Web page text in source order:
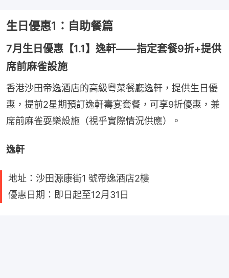
生日優惠1：自助餐篇
7月生日優惠【1.1】逸軒——指定套餐9折+提供
席前麻雀設施
香港沙田帝逸酒店的高級粵菜餐廳逸軒，提供生日優
惠，提前2星期預訂逸軒壽宴套餐，可享9折優惠，兼
席前麻雀耍樂設施（視乎實際情況供應）。
逸軒
地址：沙田源康街1 號帝逸酒店2樓
優惠日期：即日起至12月31日